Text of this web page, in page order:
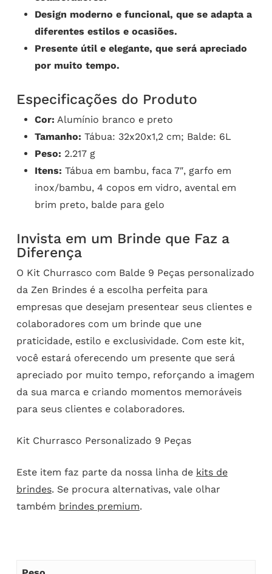
Design moderno e funcional, que se adapta a
diferentes estilos e ocasiões.
Presente útil e elegante, que será apreciado
por muito tempo.
Especificações do Produto
Cor: Alumínio branco e preto
Tamanho: Tábua: 32x20x1,2 cm; Balde: 6L
Peso: 2.217 g
Itens: Tábua em bambu, faca 7″, garfo em
inox/bambu, 4 copos em vidro, avental em
brim preto, balde para gelo
Invista em um Brinde que Faz a
Diferença
O Kit Churrasco com Balde 9 Peças personalizado
da Zen Brindes é a escolha perfeita para
empresas que desejam presentear seus clientes e
colaboradores com um brinde que une
praticidade, estilo e exclusividade. Com este kit,
você estará oferecendo um presente que será
apreciado por muito tempo, reforçando a imagem
da sua marca e criando momentos memoráveis
para seus clientes e colaboradores.
Kit Churrasco Personalizado 9 Peças
Este item faz parte da nossa linha de kits de
brindes. Se procura alternativas, vale olhar
também brindes premium.